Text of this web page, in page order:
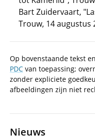
Bart Zuidervaart,
Trouw, 14 augustus
Op bovenstaande tekst
PDC van toepassing;
zonder expliciete
afbeeldingen zijn niet
Nieuws